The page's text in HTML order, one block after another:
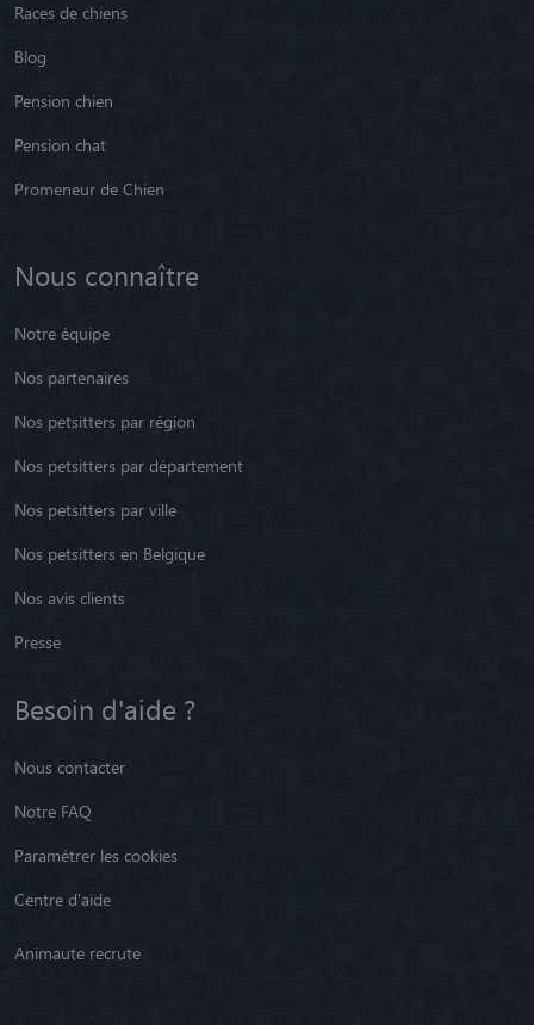
Races de chiens
Blog
Pension chien
Pension chat
Promeneur de Chien
Nous connaître
Notre équipe
Nos partenaires
Nos petsitters par région
Nos petsitters par département
Nos petsitters par ville
Nos petsitters en Belgique
Nos avis clients
Presse
Besoin d'aide ?
Nous contacter
Notre FAQ
Paramétrer les cookies
Centre d'aide
Animaute recrute